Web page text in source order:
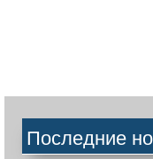
Последние